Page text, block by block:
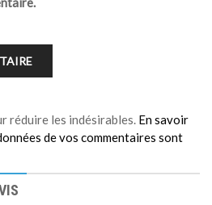
réduire les indésirables. En savoir
de vos commentaires sont